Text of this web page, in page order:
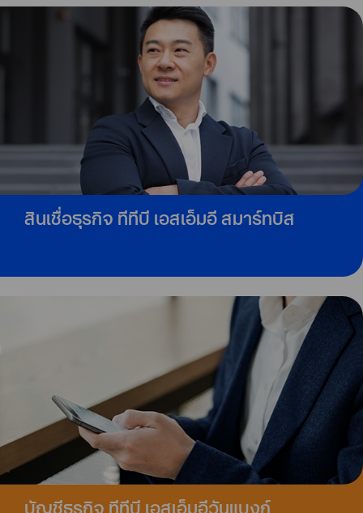
สินเชื่อธุรกิจ ทีทีบี เอสเอ็มอี สมาร์ทบิส
บัญชีธุรกิจ ทีทีบี เอสเอ็มอีวันแบงก์